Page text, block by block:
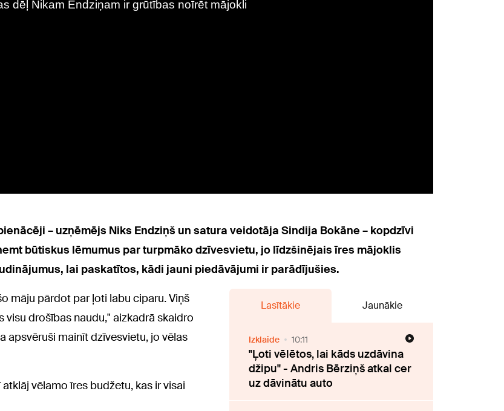
– uzņēmējs Niks Endziņš un satura veidotāja Sindija Bokāne – kopdzīvi
būtiskus lēmumus par turpmāko dzīvesvietu, jo līdzšinējais īres mājoklis
lai paskatītos, kādi jauni piedāvājumi ir parādījušies.
māju pārdot par ļoti labu ciparu. Viņš
visu drošības naudu," aizkadrā skaidro
apsvēruši mainīt dzīvesvietu, jo vēlas
vēlamo īres budžetu, kas ir visai
Lasītākie Jaunākie
Izklaide 10:11
"Ļoti vēlētos, lai kāds uzdāvina
džipu" - Andris Bērziņš atkal cer
uz dāvinātu auto